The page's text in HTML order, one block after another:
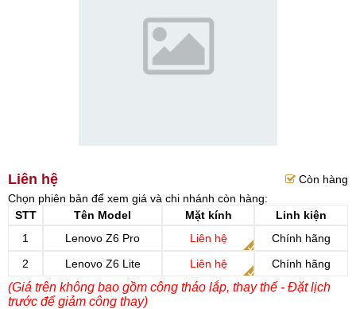
Liên hệ
Còn hàng
Chọn phiên bản để xem giá và chi nhánh còn hàng:
STT
Tên Model Mặt kính
Linh kiện
1
Lenovo Z6 Pro Liên hệ
Chính hãng
2
Lenovo Z6 Lite Liên hệ Chính hãng
(Giá trên không bao gồm công tháo lắp, thay thế - Đặt lịch
trước để giảm công thay)